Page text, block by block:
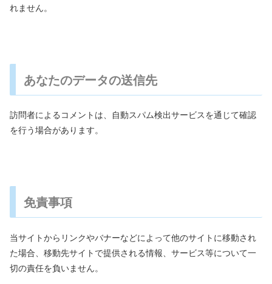
れません。
あなたのデータの送信先
訪問者によるコメントは、自動スパム検出サービスを通じて確認
を行う場合があります。
免責事項
当サイトからリンクやバナーなどによって他のサイトに移動され
た場合、移動先サイトで提供される情報、サービス等について一
切の責任を負いません。